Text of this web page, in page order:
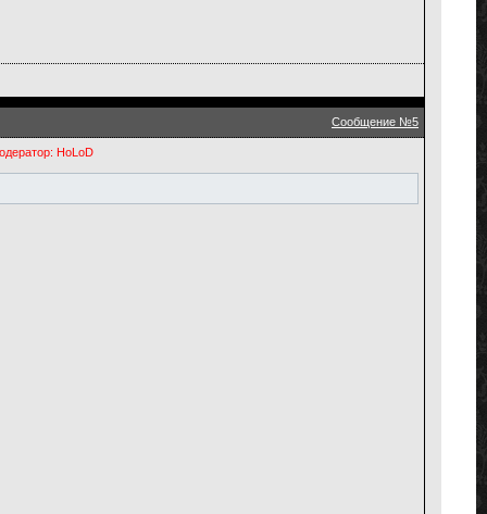
Сообщение №5
HoLoD